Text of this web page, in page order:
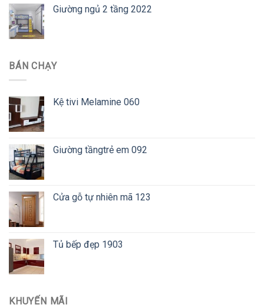
Giường ngủ 2 tầng 2022
BÁN CHẠY
Kệ tivi Melamine 060
Giường tầngtrẻ em 092
Cửa gỗ tự nhiên mã 123
Tủ bếp đẹp 1903
KHUYẾN MÃI